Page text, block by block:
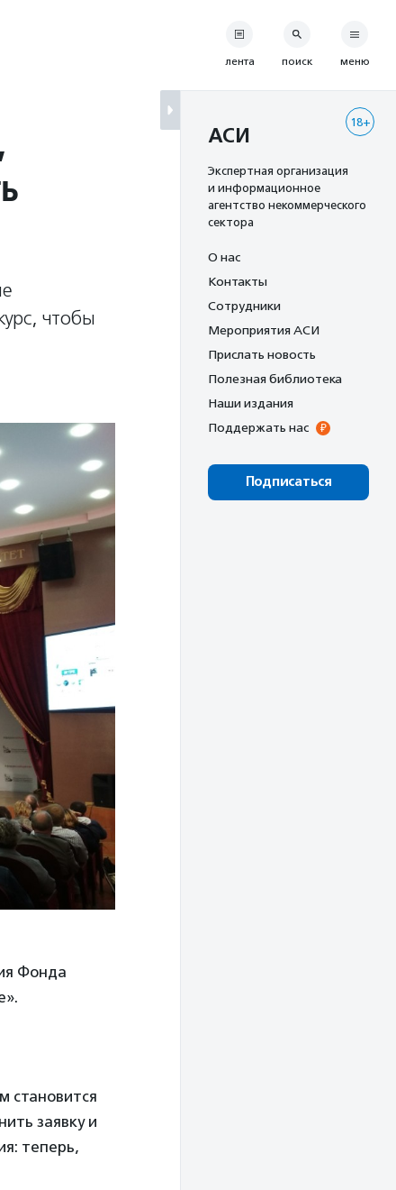
чтобы
Фонда
становится
заявку и
теперь,
лента поиск меню
18+
АСИ
Экспертная организация
и информационное
агентство некоммерческого
сектора
О нас
Контакты
Сотрудники
Мероприятия АСИ
Прислать новость
Полезная библиотека
Наши издания
Поддержать нас
Подписаться